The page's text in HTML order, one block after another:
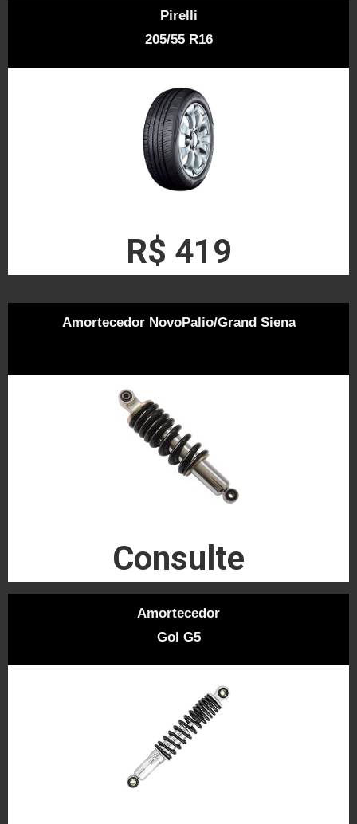
Pirelli
205/55 R16
R$ 419
Amortecedor NovoPalio/Grand Siena
Consulte
Amortecedor
Gol G5